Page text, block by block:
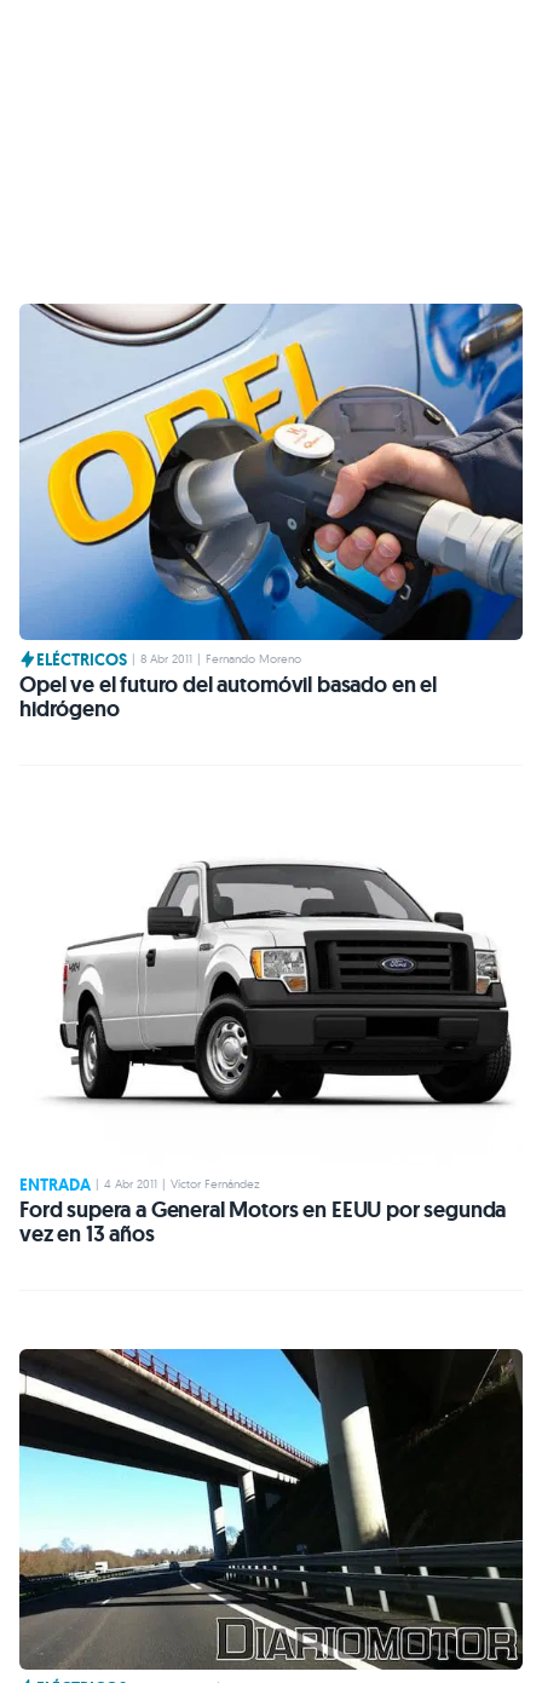
ELÉCTRICOS 8 Abr 2011 Fernando Moreno
Opel ve el futuro del automóvil basado en el
hidrógeno
ENTRADA 4 Abr 2011 Víctor Fernández
Ford supera a General Motors en EEUU por segunda
vez en 13 años